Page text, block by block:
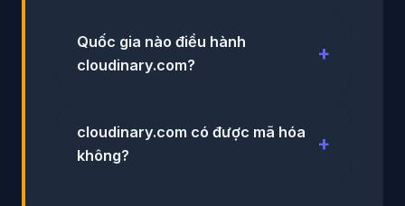
Quốc gia nào điều hành
cloudinary.com?
cloudinary.com có được mã hóa
không?